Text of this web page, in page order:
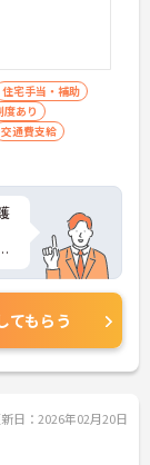
住宅手当・補助
度あり
交通費支給
てもらう
日：2026年02月20日